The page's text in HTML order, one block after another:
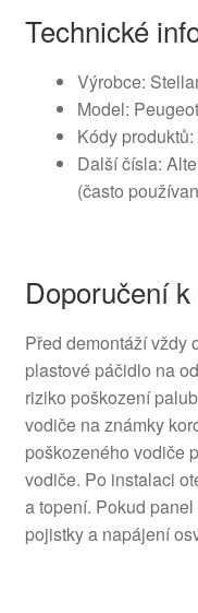
Technické
Výrobce:
Model:
Kódy
Další čísla:
(často
Doporučení
Před demontáží vždy
plastové páčidlo na
riziko poškození
vodiče na známky
poškozeného vodiče
vodiče. Po instalaci
a topení. Pokud
pojistky a napájení